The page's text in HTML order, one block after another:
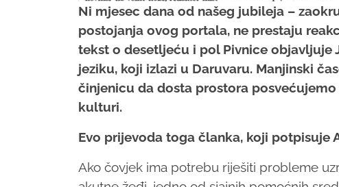
Ni mjesec dana od našeg jubileja –
postojanja ovog portala, ne prestaju
tekst o desetljeću i pol Pivnice objavljuje
jeziku, koji izlazi u Daruvaru. Manjinski
činjenicu da dosta prostora
kulturi.
Evo prijevoda toga članka, koji potpisuje
Ako čovjek ima potrebu riješiti probleme